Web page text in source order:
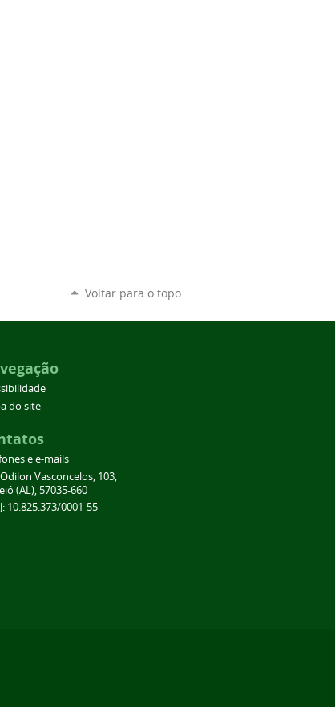
Voltar para o topo
do site
e e-mails
Vasconcelos, 103,
(AL), 57035-660
10.825.373/0001-55